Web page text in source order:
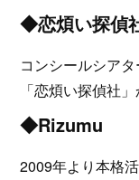
◆恋煩い探偵
コンシールシア
「恋煩い探偵社
◆Rizumu
2009年より本格